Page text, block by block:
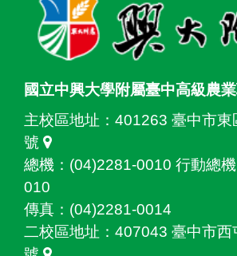
國立中興大學附屬臺中高級農
主校區地址： 401263 臺中市東
號
總機：(04)2281-0010 行動總
010
傳真：(04)2281-0014
二校區地址： 407043 臺中市西